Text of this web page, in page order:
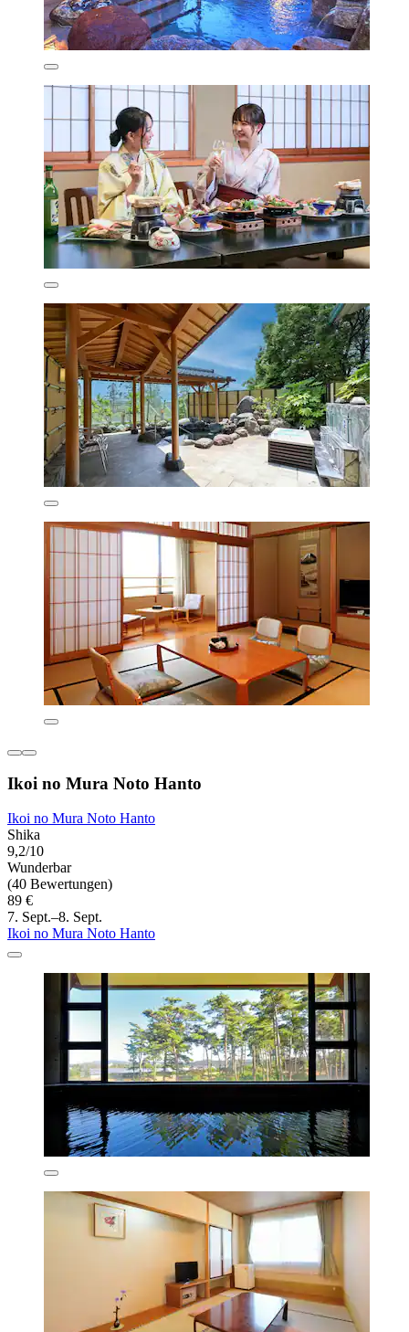
Ikoi no Mura Noto Hanto
Ikoi no Mura Noto Hanto
Shika
9,2/10
Wunderbar
(40 Bewertungen)
89 €
7. Sept.–8. Sept.
Ikoi no Mura Noto Hanto